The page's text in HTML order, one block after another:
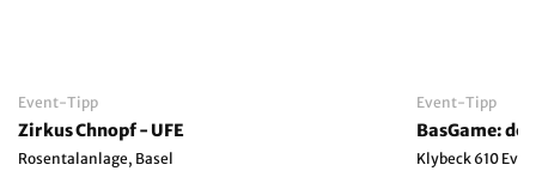
Event-Tipp
Zirkus Chnopf - UFE
Rosentalanlage, Basel
Event-Tipp
BasGame:
Klybeck 610